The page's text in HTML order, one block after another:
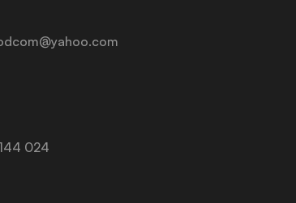
024